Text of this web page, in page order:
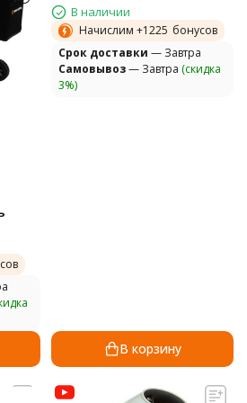
В наличии
Начислим +1225 бонусов
Cрок доставки — Завтра
Самовывоз— Завтра (скидка
3%)
В корзину